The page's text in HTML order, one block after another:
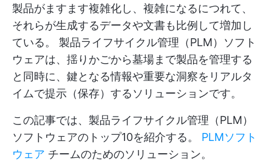
製品がますます複雑化し、複雑になるにつれて、
それらが生成するデータや文書も比例して増加し
ている。 製品ライフサイクル管理（PLM）ソフト
ウェアは、揺りかごから墓場まで製品を管理する
と同時に、鍵となる情報や重要な洞察をリアルタ
イムで提示（保存）するソリューションです。
この記事では、製品ライフサイクル管理（PLM）
ソフトウェアのトップ10を紹介する。 PLMソフト
ウェア チームのためのソリューション。